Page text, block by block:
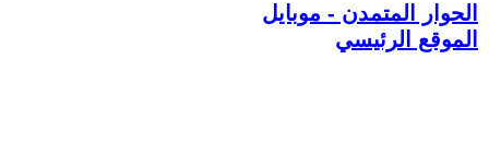
الحوار المتمدن - موبايل
الموقع الرئيسي